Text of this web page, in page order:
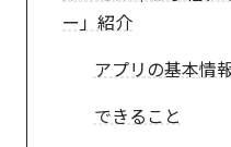
ー」紹介
アプリの基本情
できること